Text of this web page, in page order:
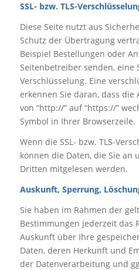
SSL- bzw. TLS-
Diese Seite nutzt aus
Schutz der Übertragung
Beispiel Bestellungen oder
Seitenbetreiber senden, eine
Verschlüsselung. Eine
erkennen Sie daran, dass die
von “http://” auf “https://”
Symbol in Ihrer Browserzeile.
Wenn die SSL- bzw. TLS-
können die Daten, die Sie
Dritten mitgelesen werden.
Auskunft, Sperrung,
Sie haben im Rahmen der
Bestimmungen jederzeit das
Auskunft über Ihre
Daten, deren Herkunft und
der Datenverarbeitung und